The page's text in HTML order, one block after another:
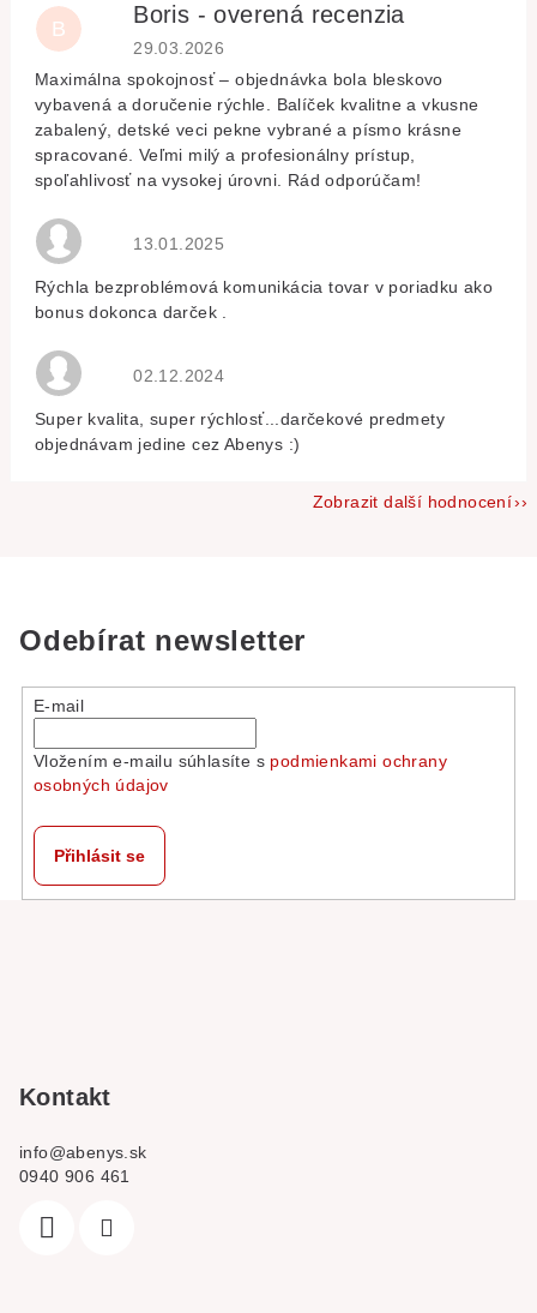
B
Boris - overená recenzia
Hodnocení obchodu je 5 z 5 hvězdiček.
29.03.2026
Maximálna spokojnosť – objednávka bola bleskovo
vybavená a doručenie rýchle. Balíček kvalitne a vkusne
zabalený, detské veci pekne vybrané a písmo krásne
spracované. Veľmi milý a profesionálny prístup,
spoľahlivosť na vysokej úrovni. Rád odporúčam!
Hodnocení obchodu je 5 z 5 hvězdiček.
13.01.2025
Rýchla bezproblémová komunikácia tovar v poriadku ako
bonus dokonca darček .
Hodnocení obchodu je 5 z 5 hvězdiček.
02.12.2024
Super kvalita, super rýchlosť...darčekové predmety
objednávam jedine cez Abenys :)
Zobrazit další hodnocení
Odebírat newsletter
E-mail
Vložením e-mailu súhlasíte s podmienkami ochrany
osobných údajov
Přihlásit se
Kontakt
info@abenys.sk
0940 906 461